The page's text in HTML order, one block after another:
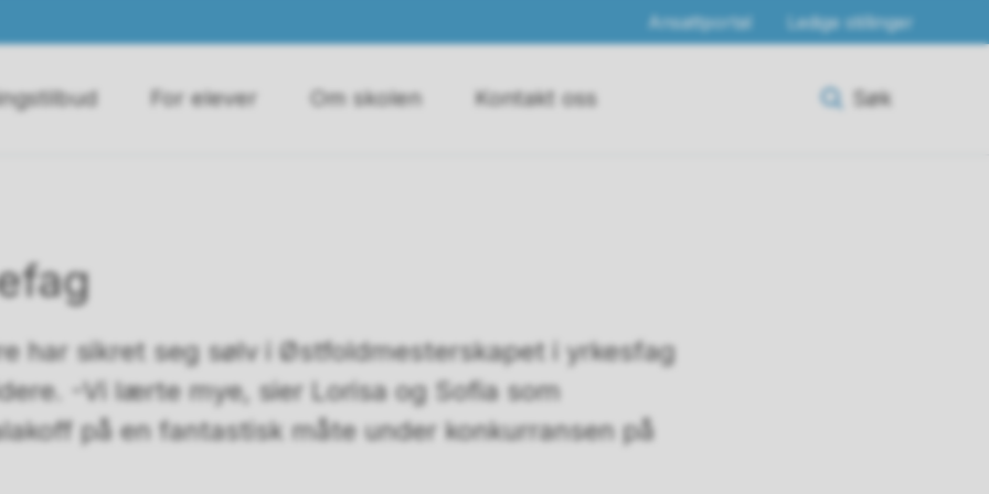
Ansattportal Ledige stillinger
For elever Om skolen Kontakt oss Søk
har sikret seg sølv i Østfoldmesterskapet i yrkesfag
-Vi lærte mye, sier Lorisa og Sofia som
på en fantastisk måte under konkurransen på